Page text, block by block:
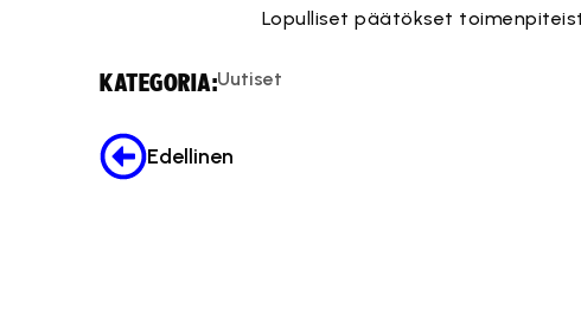
Lopulliset päätökset
KATEGORIA:Uutiset
Edellinen